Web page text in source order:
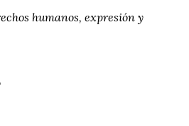
humanos, expresión y